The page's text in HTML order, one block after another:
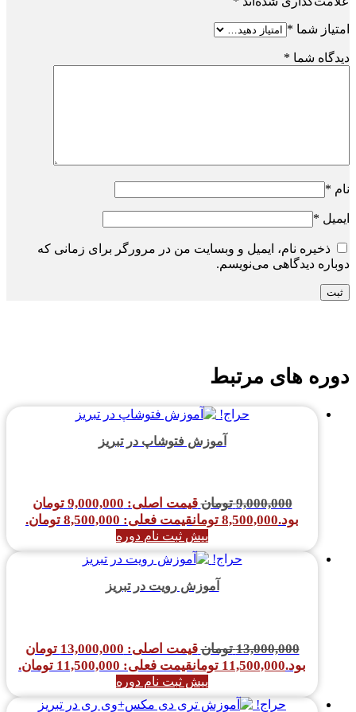
امتیاز شما *
دیدگاه شما *
نام *
ایمیل *
ذخیره نام، ایمیل و وبسایت من در مرورگر برای زمانی که
دوباره دیدگاهی می‌نویسم.
دوره های مرتبط
حراج!
آموزش فتوشاپ در تبریز
9,000,000 تومان
قیمت اصلی: 9,000,000 تومان
بود.8,500,000 تومانقیمت فعلی: 8,500,000 تومان.
پیش ثبت نام دوره
حراج!
آموزش رویت در تبریز
13,000,000 تومان
قیمت اصلی: 13,000,000 تومان
بود.11,500,000 تومانقیمت فعلی: 11,500,000 تومان.
پیش ثبت نام دوره
حراج!